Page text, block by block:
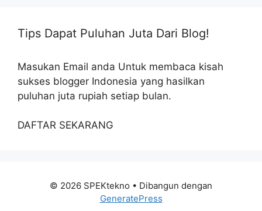
Tips Dapat Puluhan Juta Dari Blog!
Masukan Email anda Untuk membaca kisah
sukses blogger Indonesia yang hasilkan
puluhan juta rupiah setiap bulan.
DAFTAR SEKARANG
© 2026 SPEKtekno • Dibangun dengan
GeneratePress